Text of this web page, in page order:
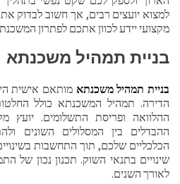
למצוא יועצים רבים, אך חשוב לבדוק את
מקצועי יידע לכוון אתכם לפתרון
בניית תמהיל משכנתא
בניית תמהיל משכנתא מותאם אישית
הדירה. תמהיל המשכנתא כולל
ההלוואה ופריסת התשלומים. יועץ
ההבדלים בין המסלולים השונים
הכלכליים שלכם, תוך התחשבות
שינויים בתנאי השוק. תכנון נכון של
לאורך השנים.